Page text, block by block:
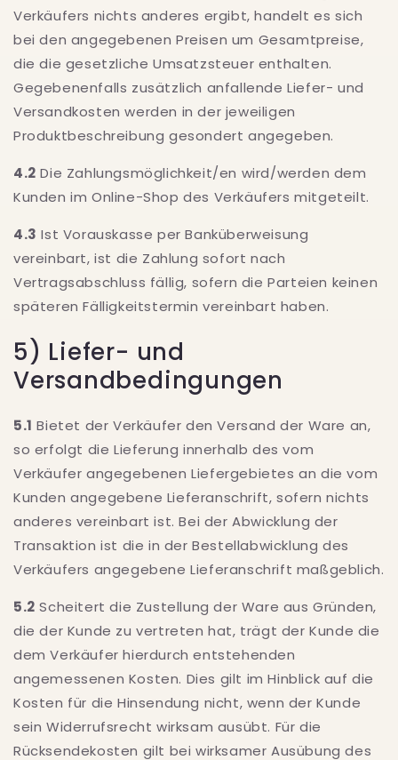
Verkäufers nichts anderes ergibt, handelt es sich
bei den angegebenen Preisen um Gesamtpreise,
die die gesetzliche Umsatzsteuer enthalten.
Gegebenenfalls zusätzlich anfallende Liefer- und
Versandkosten werden in der jeweiligen
Produktbeschreibung gesondert angegeben.
4.2 Die Zahlungsmöglichkeit/en wird/werden dem
Kunden im Online-Shop des Verkäufers mitgeteilt.
4.3 Ist Vorauskasse per Banküberweisung
vereinbart, ist die Zahlung sofort nach
Vertragsabschluss fällig, sofern die Parteien keinen
späteren Fälligkeitstermin vereinbart haben.
5) Liefer- und
Versandbedingungen
5.1 Bietet der Verkäufer den Versand der Ware an,
so erfolgt die Lieferung innerhalb des vom
Verkäufer angegebenen Liefergebietes an die vom
Kunden angegebene Lieferanschrift, sofern nichts
anderes vereinbart ist. Bei der Abwicklung der
Transaktion ist die in der Bestellabwicklung des
Verkäufers angegebene Lieferanschrift maßgeblich.
5.2 Scheitert die Zustellung der Ware aus Gründen,
die der Kunde zu vertreten hat, trägt der Kunde die
dem Verkäufer hierdurch entstehenden
angemessenen Kosten. Dies gilt im Hinblick auf die
Kosten für die Hinsendung nicht, wenn der Kunde
sein Widerrufsrecht wirksam ausübt. Für die
Rücksendekosten gilt bei wirksamer Ausübung des